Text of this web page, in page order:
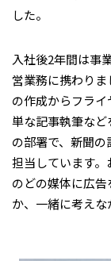
した。
入社後2年間は事
営業務に携わり
の作成からフラ
単な記事執筆な
の部署で、新聞
担当しています
のどの媒体に広
か、一緒に考えな